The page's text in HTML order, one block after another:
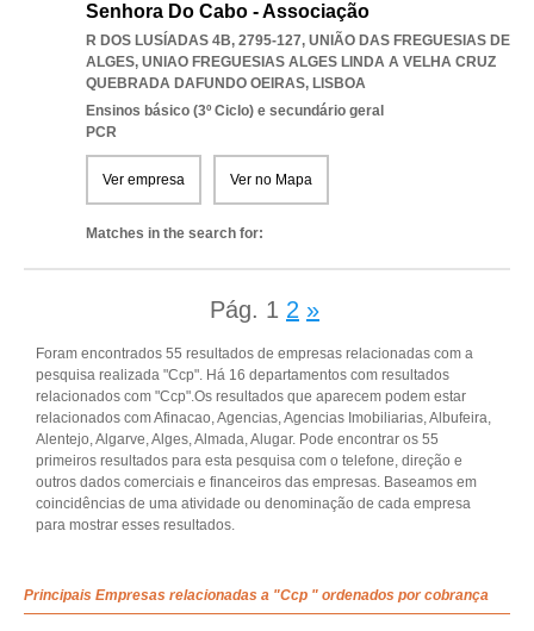
Senhora Do Cabo - Associação
R DOS LUSÍADAS 4B, 2795-127, UNIÃO DAS FREGUESIAS DE
ALGES, UNIAO FREGUESIAS ALGES LINDA A VELHA CRUZ
QUEBRADA DAFUNDO OEIRAS, LISBOA
Ensinos básico (3º Ciclo) e secundário geral
PCR
Ver empresa Ver no Mapa
Matches in the search for:
Pág. 1 2 »
Foram encontrados 55 resultados de empresas relacionadas com a
pesquisa realizada "Ccp". Há 16 departamentos com resultados
relacionados com "Ccp".Os resultados que aparecem podem estar
relacionados com Afinacao, Agencias, Agencias Imobiliarias, Albufeira,
Alentejo, Algarve, Alges, Almada, Alugar. Pode encontrar os 55
primeiros resultados para esta pesquisa com o telefone, direção e
outros dados comerciais e financeiros das empresas. Baseamos em
coincidências de uma atividade ou denominação de cada empresa
para mostrar esses resultados.
Principais Empresas relacionadas a "Ccp " ordenados por cobrança